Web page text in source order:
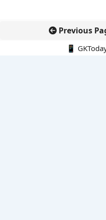
Previous
📱